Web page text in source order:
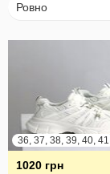
Ровно
36, 37, 38, 39, 40, 41
1020 грн